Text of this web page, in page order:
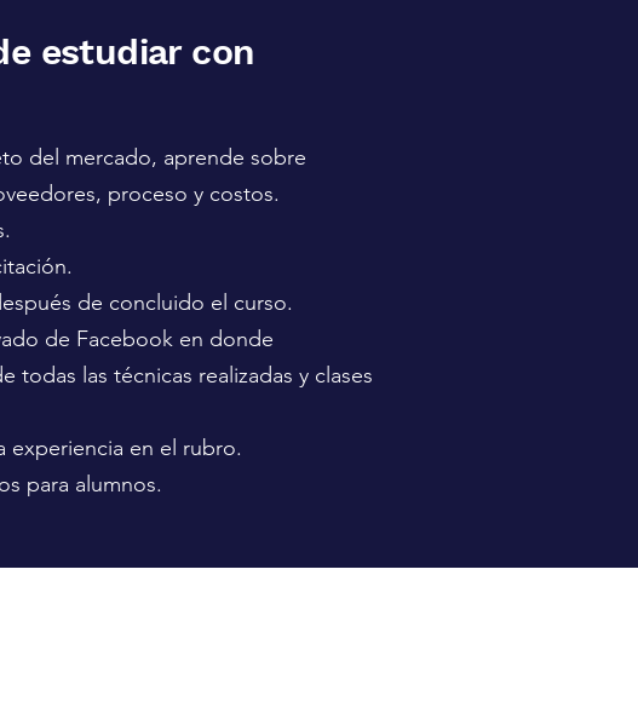
estudiar con
del mercado, aprende sobre
proceso y costos.
de concluido el curso.
de Facebook en donde
todas las técnicas realizadas y clases
experiencia en el rubro.
para alumnos.